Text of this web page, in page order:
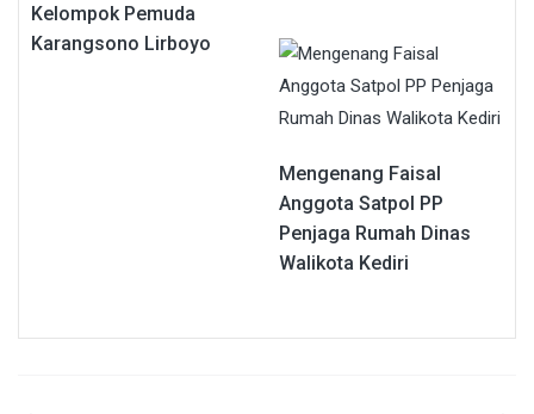
Kelompok Pemuda
Karangsono Lirboyo
Mengenang Faisal
Anggota Satpol PP
Penjaga Rumah Dinas
Walikota Kediri